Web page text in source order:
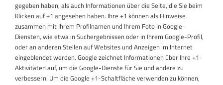
gegeben haben, als auch Informationen über die Seite, die Sie beim
Klicken auf +1 angesehen haben. Ihre +1 können als Hinweise
zusammen mit Ihrem Profilnamen und Ihrem Foto in Google-
Diensten, wie etwa in Suchergebnissen oder in Ihrem Google-Profil,
oder an anderen Stellen auf Websites und Anzeigen im Internet
eingeblendet werden. Google zeichnet Informationen über Ihre +1-
Aktivitäten auf, um die Google-Dienste für Sie und andere zu
verbessern. Um die Google +1-Schaltfläche verwenden zu können,